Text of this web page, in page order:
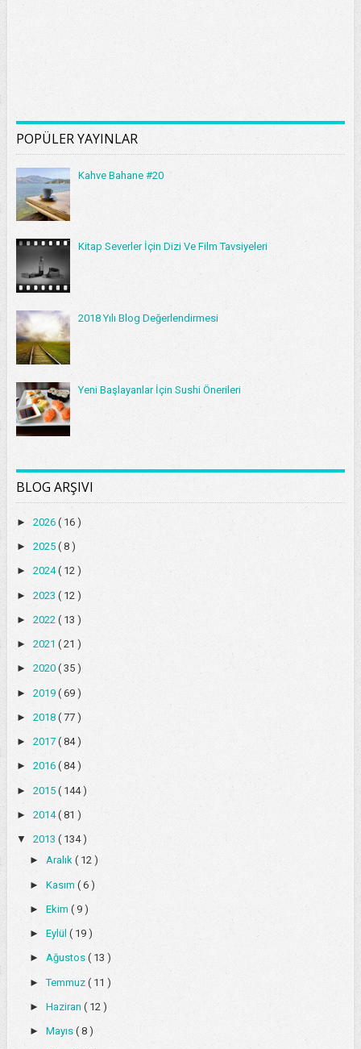
POPÜLER YAYINLAR
Kahve Bahane #20
Kitap Severler İçin Dizi Ve Film Tavsiyeleri
2018 Yılı Blog Değerlendirmesi
Yeni Başlayanlar İçin Sushi Önerileri
BLOG ARŞIVI
► 2026 ( 16 )
► 2025 ( 8 )
► 2024( 12 )
► 2023 ( 12 )
► 2022 ( 13 )
► 2021 ( 21 )
► 2020 ( 35 )
► 2019 ( 69 )
► 2018 ( 77 )
► 2017 ( 84 )
► 2016 ( 84 )
► 2015 ( 144 )
► 2014( 81 )
▼ 2013 ( 134 )
► Aralık ( 12 )
► Kasım ( 6 )
► Ekim ( 9 )
► Eylül ( 19 )
► Ağustos ( 13 )
►Temmuz ( 11 )
► Haziran ( 12 )
► Mayıs ( 8 )